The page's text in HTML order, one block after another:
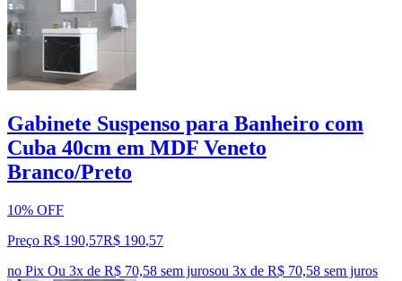
Gabinete Suspenso para Banheiro com
Cuba 40cm em MDF Veneto
Branco/Preto
10% OFF
Preço R$ 190,57R$ 190,57
no Pix Ou 3x de R$ 70,58 sem jurosou 3x de R$ 70,58 sem juros